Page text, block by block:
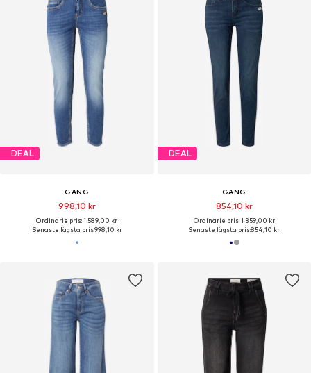
DEAL
GANG
998,10 kr
Ordinarie pris: 1 589,00 kr
Senaste lägsta pris:998,10 kr
DEAL
GANG
854,10 kr
Ordinarie pris: 1 359,00 kr
Senaste lägsta pris:854,10 kr